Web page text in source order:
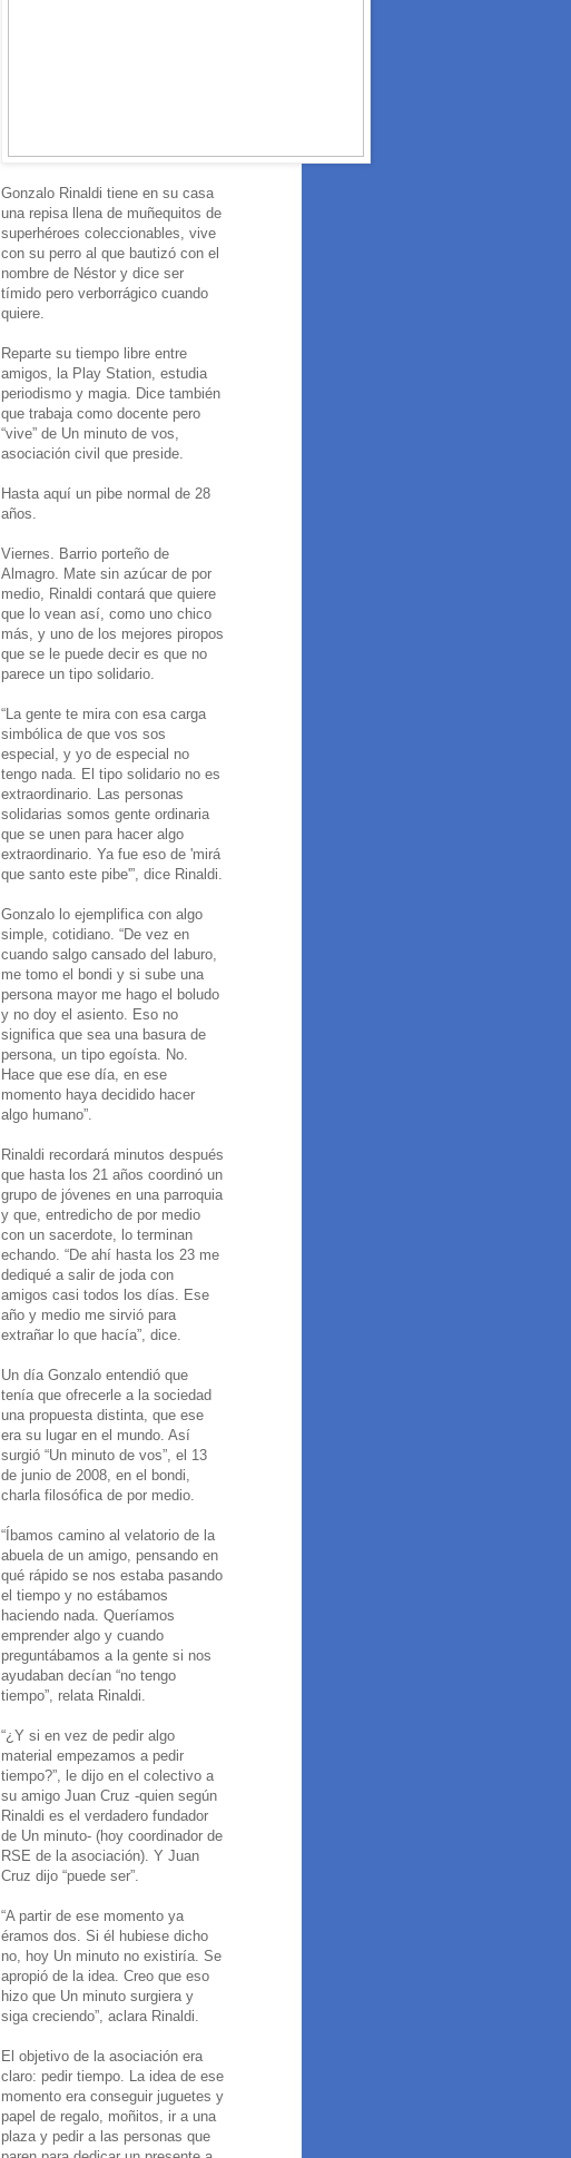
Gonzalo Rinaldi tiene en su casa
una repisa llena de muñequitos de
superhéroes coleccionables, vive
con su perro al que bautizó con el
nombre de Néstor y dice ser
tímido pero verborrágico cuando
quiere.
Reparte su tiempo libre entre
amigos, la Play Station, estudia
periodismo y magia. Dice también
que trabaja como docente pero
“vive” de Un minuto de vos,
asociación civil que preside.
Hasta aquí un pibe normal de 28
años.
Viernes. Barrio porteño de
Almagro. Mate sin azúcar de por
medio, Rinaldi contará que quiere
que lo vean así, como uno chico
más, y uno de los mejores piropos
que se le puede decir es que no
parece un tipo solidario.
“La gente te mira con esa carga
simbólica de que vos sos
especial, y yo de especial no
tengo nada. El tipo solidario no es
extraordinario. Las personas
solidarias somos gente ordinaria
que se unen para hacer algo
extraordinario. Ya fue eso de 'mirá
que santo este pibe'”, dice Rinaldi.
Gonzalo lo ejemplifica con algo
simple, cotidiano. “De vez en
cuando salgo cansado del laburo,
me tomo el bondi y si sube una
persona mayor me hago el boludo
y no doy el asiento. Eso no
significa que sea una basura de
persona, un tipo egoísta. No.
Hace que ese día, en ese
momento haya decidido hacer
algo humano”.
Rinaldi recordará minutos después
que hasta los 21 años coordinó un
grupo de jóvenes en una parroquia
y que, entredicho de por medio
con un sacerdote, lo terminan
echando. “De ahí hasta los 23 me
dediqué a salir de joda con
amigos casi todos los días. Ese
año y medio me sirvió para
extrañar lo que hacía”, dice.
Un día Gonzalo entendió que
tenía que ofrecerle a la sociedad
una propuesta distinta, que ese
era su lugar en el mundo. Así
surgió “Un minuto de vos”, el 13
de junio de 2008, en el bondi,
charla filosófica de por medio.
“Íbamos camino al velatorio de la
abuela de un amigo, pensando en
qué rápido se nos estaba pasando
el tiempo y no estábamos
haciendo nada. Queríamos
emprender algo y cuando
preguntábamos a la gente si nos
ayudaban decían “no tengo
tiempo”, relata Rinaldi.
“¿Y si en vez de pedir algo
material empezamos a pedir
tiempo?”, le dijo en el colectivo a
su amigo Juan Cruz -quien según
Rinaldi es el verdadero fundador
de Un minuto- (hoy coordinador de
RSE de la asociación). Y Juan
Cruz dijo “puede ser”.
“A partir de ese momento ya
éramos dos. Si él hubiese dicho
no, hoy Un minuto no existiría. Se
apropió de la idea. Creo que eso
hizo que Un minuto surgiera y
siga creciendo”, aclara Rinaldi.
El objetivo de la asociación era
claro: pedir tiempo. La idea de ese
momento era conseguir juguetes y
papel de regalo, moñitos, ir a una
plaza y pedir a las personas que